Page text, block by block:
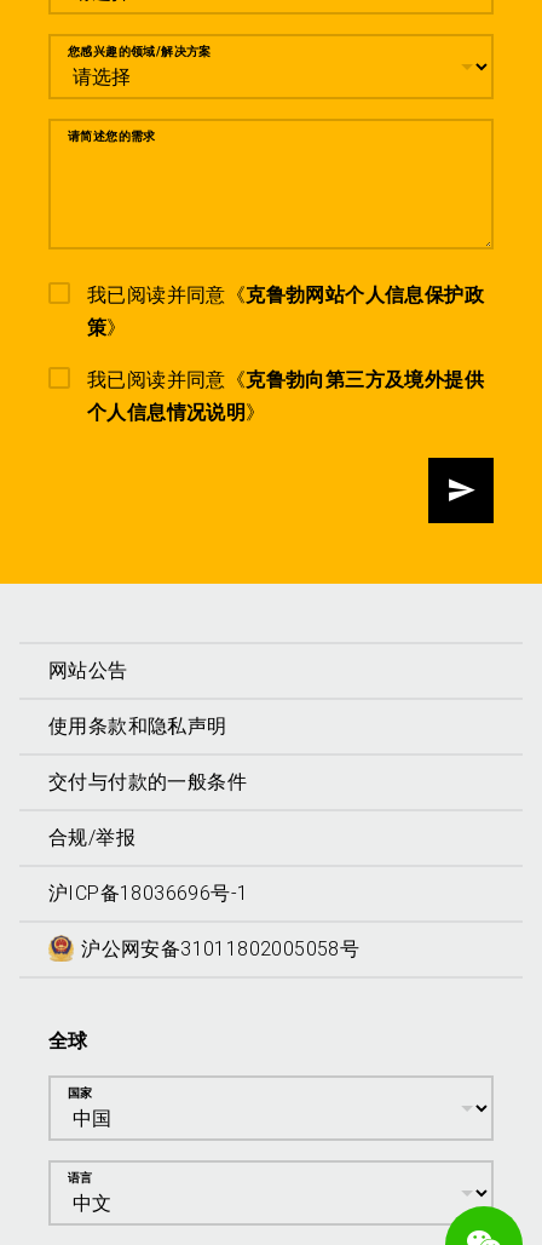
您感兴趣的领域/解决方案
请简述您的需求
我已阅读并同意《克鲁勃网站个人信息保护政
策》
我已阅读并同意《克鲁勃向第三方及境外提供
个人信息情况说明》
发送
网站公告
使用条款和隐私声明
交付与付款的一般条件
合规/举报
沪ICP备18036696号-1
沪公网安备31011802005058号
全球
国家
语言